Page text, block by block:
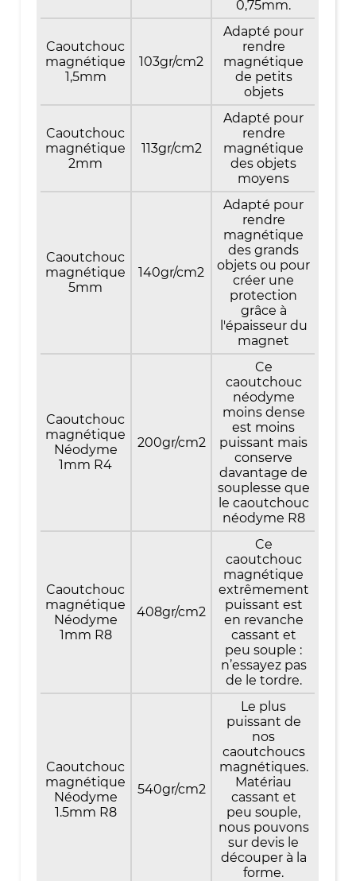
0,75mm.
Caoutchouc
magnétique
1,5mm
103gr/cm2
Adapté pour
rendre
magnétique
de petits
objets
Caoutchouc
magnétique
2mm
113gr/cm2
Adapté pour
rendre
magnétique
des objets
moyens
Caoutchouc
magnétique
5mm
140gr/cm2
Adapté pour
rendre
magnétique
des grands
objets ou pour
créer une
protection
grâce à
l'épaisseur du
magnet
Caoutchouc
magnétique
Néodyme
1mm R4
200gr/cm2
Ce
caoutchouc
néodyme
moins dense
est moins
puissant mais
conserve
davantage de
souplesse que
le caoutchouc
néodyme R8
Caoutchouc
magnétique
Néodyme
1mm R8
408gr/cm2
Ce
caoutchouc
magnétique
extrêmement
puissant est
en revanche
cassant et
peu souple :
n’essayez pas
de le tordre.
Caoutchouc
magnétique
Néodyme
1.5mm R8
540gr/cm2
Le plus
puissant de
nos
caoutchoucs
magnétiques.
Matériau
cassant et
peu souple,
nous pouvons
sur devis le
découper à la
forme.